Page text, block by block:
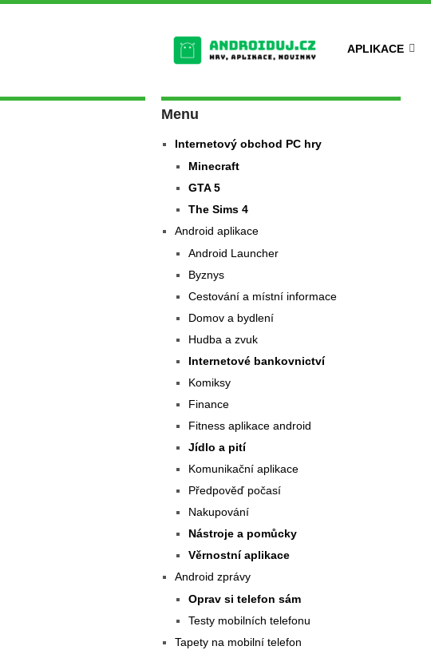
APLIKACE
Menu
Internetový obchod PC hry
Minecraft
GTA 5
The Sims 4
Android aplikace
Android Launcher
Byznys
Cestování a místní informace
Domov a bydlení
Hudba a zvuk
Internetové bankovnictví
Komiksy
Finance
Fitness aplikace android
Jídlo a pití
Komunikační aplikace
Předpověď počasí
Nakupování
Nástroje a pomůcky
Věrnostní aplikace
Android zprávy
Oprav si telefon sám
Testy mobilních telefonu
Tapety na mobilní telefon